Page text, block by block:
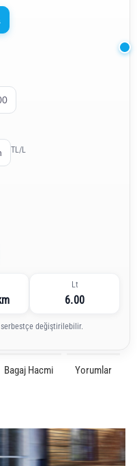
TL/L
Lt
6.00
değiştirilebilir.
Bagaj Hacmi Yorumlar